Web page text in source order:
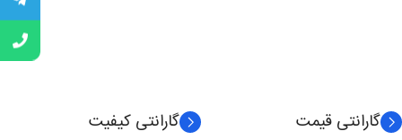
گارانتی قیمت گارانتی کیفیت